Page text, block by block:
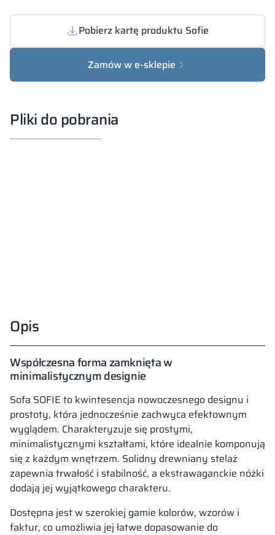
Pobierz kartę produktu Sofie
Zamów w e-sklepie
Pliki do pobrania
Opis
Współczesna forma zamknięta w
minimalistycznym designie
Sofa SOFIE to kwintesencja nowoczesnego designu i
prostoty, która jednocześnie zachwyca efektownym
wyglądem. Charakteryzuje się prostymi,
minimalistycznymi kształtami, które idealnie komponują
się z każdym wnętrzem. Solidny drewniany stelaż
zapewnia trwałość i stabilność, a ekstrawaganckie nóżki
dodają jej wyjątkowego charakteru.
Dostępna jest w szerokiej gamie kolorów, wzorów i
faktur, co umożliwia jej łatwe dopasowanie do